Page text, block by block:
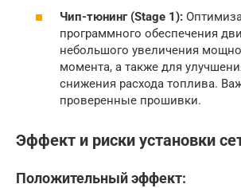
Чип-тюнинг (Stage 1):
программного обеспечения
небольшого увеличения
момента, а также для
снижения расхода топлива.
проверенные прошивки.
Эффект и риски установки
Положительный эффект: